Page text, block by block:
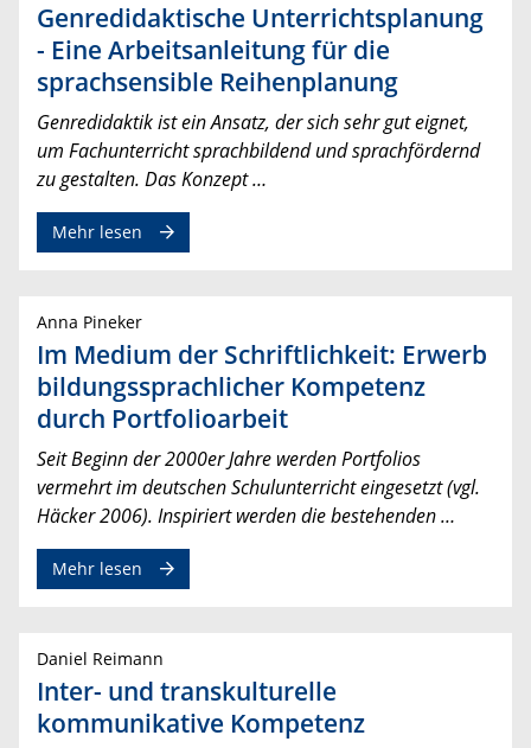
Genredidaktische Unterrichtsplanung
- Eine Arbeitsanleitung für die
sprachsensible Reihenplanung
Genredidaktik ist ein Ansatz, der sich sehr gut eignet,
um Fachunterricht sprachbildend und sprachfördernd
zu gestalten. Das Konzept …
Mehr lesen
Anna Pineker
Im Medium der Schriftlichkeit: Erwerb
bildungssprachlicher Kompetenz
durch Portfolioarbeit
Seit Beginn der 2000er Jahre werden Portfolios
vermehrt im deutschen Schulunterricht eingesetzt (vgl.
Häcker 2006). Inspiriert werden die bestehenden …
Mehr lesen
Daniel Reimann
Inter- und transkulturelle
kommunikative Kompetenz